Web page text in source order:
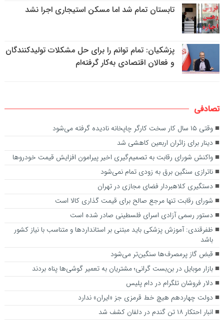
تابستان تمام شد اما مسکن استیجاری اجرا نشد
پزشکیان: تمام توانم را برای حل مشکلات تولیدکنندگان
و فعالان اقتصادی به‌کار گرفته‌ام
تصادفی
وقتی ۱۵ سال کار سخت کارگر چاپخانه نادیده گرفته می‌شود
دینار برای زائران اربعین کاهشی شد
واکنش شورای رقابت به تصمیم‌گیری اخیر پیرامون افزایش قیمت خودروها
ناترازی سنگین برق به زودی تمام نمی‌شود
دستگیری کلاهبردار فضای مجازی در تهران
شورای رقابت تنها مرجع صالح برای قیمت گذاری کالا است
دستور رسمی آزادی اسرای فلسطینی صادر شده است
ظفرقندی: آموزش پزشکی باید مبتنی بر استانداردها و متناسب با نیاز کشور
باشد
قبض گاز پرمصرف‌ها سنگین‌تر می‌شود
بازار موبایل در بن‌بست گرانی؛ مشتریان به تعمیر گوشی‌ها پناه بردند
دلار فروشان تلگرام در دام پلیس
دولت چهاردهم هیچ خط قرمزی جز «ایران» ندارد
انبار احتکار ۱۸ تن گندم در دلفان کشف شد